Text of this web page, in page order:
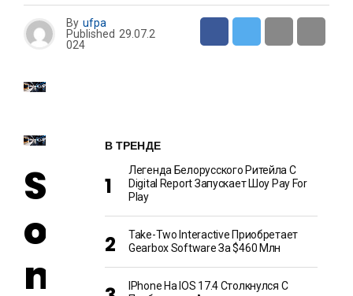
By ufpa
Published 29.07.2
024
S
o
n
В ТРЕНДЕ
Легенда Белорусского Ритейла C
Digital Report Запускает Шоу Pay For
Play
Take-Two Interactive Приобретает
Gearbox Software За $460 Млн
IPhone На IOS 17.4 Столкнулся С